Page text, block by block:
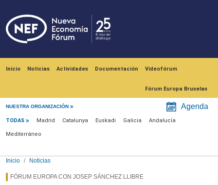
Inicio Noticias Actividades Documentación Videofórum
Fórum Europa Bruselas
NUESTRA ORGANIZACIÓN Agenda
Menú noticias
TODAS Madrid Catalunya Euskadi Galicia Andalucía
Mediterráneo
Inicio Noticias
FÓRUM EUROPA CON JOSEP SÁNCHEZ LLIBRE